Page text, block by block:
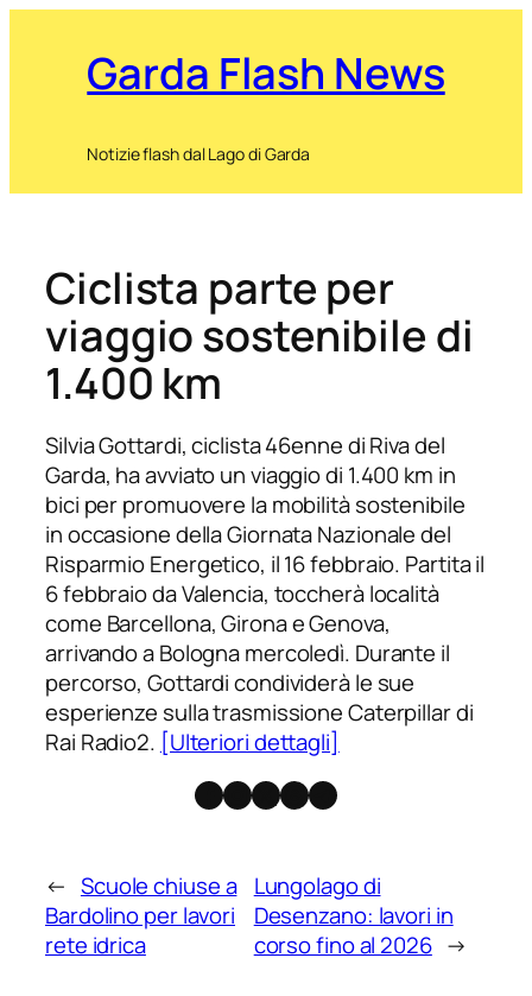
Garda Flash News
Notizie flash dal Lago di Garda
Ciclista parte per
viaggio sostenibile di
1.400 km
Silvia Gottardi, ciclista 46enne di Riva del
Garda, ha avviato un viaggio di 1.400 km in
bici per promuovere la mobilità sostenibile
in occasione della Giornata Nazionale del
Risparmio Energetico, il 16 febbraio. Partita il
6 febbraio da Valencia, toccherà località
come Barcellona, Girona e Genova,
arrivando a Bologna mercoledì. Durante il
percorso, Gottardi condividerà le sue
esperienze sulla trasmissione Caterpillar di
Rai Radio2. [Ulteriori dettagli]
Facebook
Instagram
X Threads
Telegram
← Scuole chiuse a
Bardolino per lavori
rete idrica
Lungolago di
Desenzano: lavori in
corso fino al 2026 →